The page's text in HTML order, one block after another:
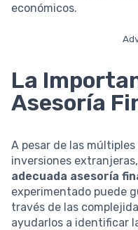
económicos.
La
Asesoría
A pesar de las
inversiones
adecuada asesoría
experimentado puede
través de las
ayudarlos a identificar